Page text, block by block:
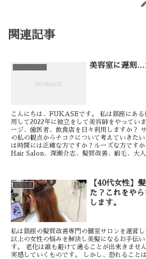
関連記事
美容室に遅刻
こんにちは、FUKASEです。 私は銀座にある
用して2022年に独立をして美容師をやってい
ージ、歯医者、飲食店を日々利用しますか？
の私の観点からチコクについて考えていきた
は時間には正確な方ですか？ルーズな方です
Hair Salon、深瀬介志、髪質改善、癖毛、大
髪質改善
【40代女性】
た？これをや
します。
私は銀座の髪質改善専門の個室サロンを運営
以上の女性の悩みを解決し美髪になるお手伝
す。 老化は誰も避けて通ることが出来きませ
実感していくものです。 しかし、恐れること